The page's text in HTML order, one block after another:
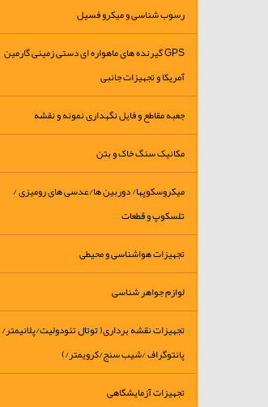
رسوب شناسی و میکرو فسیل
GPS گیرنده های ماهواره ای دستی زمینی گارمین
آمریکا و تجهیزات جانبی
جعبه مقاطع و فایل نگهداری نمونه و نقشه
مکانیک سنگ خاک و بتن
میکروسکوپها/ دوربین ها/عدسی های رومیزی /
تلسکوپ و قطعات
تجهیزات هواشناسی و محیطی
لوازم جواهر شناسی
تجهیزات نقشه برداری( توتال تئودولیت/پلانیمتر/
پانتوگراف /شیب سنج/کرویمتر/)
تجهیزات آزمایشگاهی